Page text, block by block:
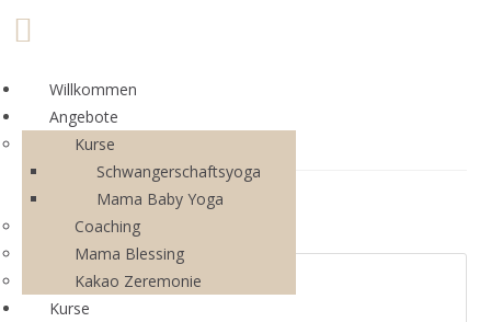
Schreibe einen Kommentar
Willkommen
Angebote
Kurse
Schwangerschaftsyoga
Mama Baby Yoga
Coaching
Mama Blessing
Kakao Zeremonie
Kurse